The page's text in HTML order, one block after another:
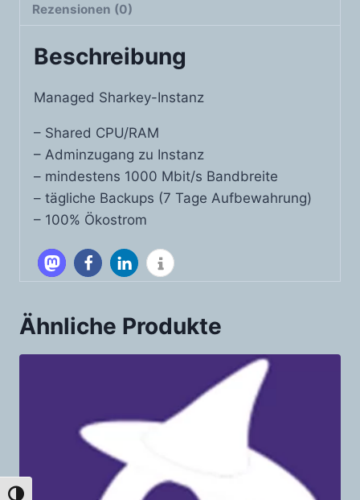
Rezensionen (0)
Beschreibung
Managed Sharkey-Instanz
– Shared CPU/RAM
– Adminzugang zu Instanz
– mindestens 1000 Mbit/s Bandbreite
– tägliche Backups (7 Tage Aufbewahrung)
– 100% Ökostrom
Ähnliche Produkte